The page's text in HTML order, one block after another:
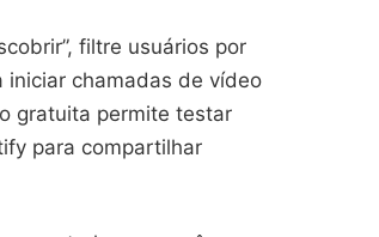
filtre usuários por
iniciar chamadas de vídeo
gratuita permite testar
para compartilhar